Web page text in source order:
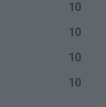
10
10
10
10